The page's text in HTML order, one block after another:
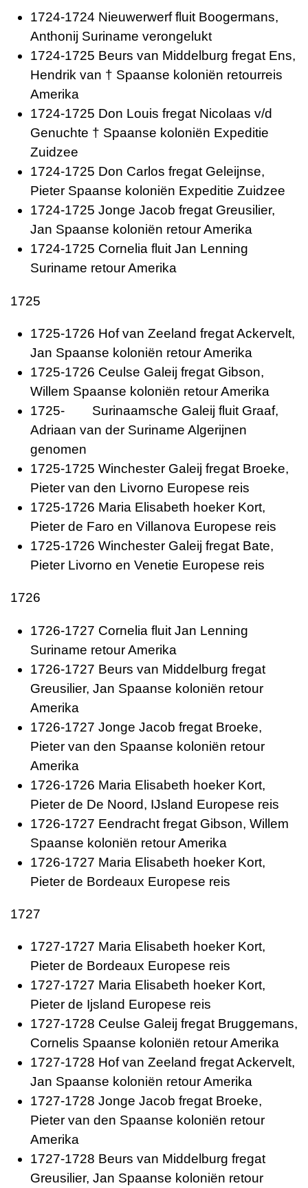
1724-1724 Nieuwerwerf fluit Boogermans,
Anthonij Suriname verongelukt
1724-1725 Beurs van Middelburg fregat Ens,
Hendrik van † Spaanse koloniën retourreis
Amerika
1724-1725 Don Louis fregat Nicolaas v/d
Genuchte † Spaanse koloniën Expeditie
Zuidzee
1724-1725 Don Carlos fregat Geleijnse,
Pieter Spaanse koloniën Expeditie Zuidzee
1724-1725 Jonge Jacob fregat Greusilier,
Jan Spaanse koloniën retour Amerika
1724-1725 Cornelia fluit Jan Lenning
Suriname retour Amerika
1725
1725-1726 Hof van Zeeland fregat Ackervelt,
Jan Spaanse koloniën retour Amerika
1725-1726 Ceulse Galeij fregat Gibson,
Willem Spaanse koloniën retour Amerika
1725- Surinaamsche Galeij fluit Graaf,
Adriaan van der Suriname Algerijnen
genomen
1725-1725 Winchester Galeij fregat Broeke,
Pieter van den Livorno Europese reis
1725-1726 Maria Elisabeth hoeker Kort,
Pieter de Faro en Villanova Europese reis
1725-1726 Winchester Galeij fregat Bate,
Pieter Livorno en Venetie Europese reis
1726
1726-1727 Cornelia fluit Jan Lenning
Suriname retour Amerika
1726-1727 Beurs van Middelburg fregat
Greusilier, Jan Spaanse koloniën retour
Amerika
1726-1727 Jonge Jacob fregat Broeke,
Pieter van den Spaanse koloniën retour
Amerika
1726-1726 Maria Elisabeth hoeker Kort,
Pieter de De Noord, IJsland Europese reis
1726-1727 Eendracht fregat Gibson, Willem
Spaanse koloniën retour Amerika
1726-1727 Maria Elisabeth hoeker Kort,
Pieter de Bordeaux Europese reis
1727
1727-1727 Maria Elisabeth hoeker Kort,
Pieter de Bordeaux Europese reis
1727-1727 Maria Elisabeth hoeker Kort,
Pieter de Ijsland Europese reis
1727-1728 Ceulse Galeij fregat Bruggemans,
Cornelis Spaanse koloniën retour Amerika
1727-1728 Hof van Zeeland fregat Ackervelt,
Jan Spaanse koloniën retour Amerika
1727-1728 Jonge Jacob fregat Broeke,
Pieter van den Spaanse koloniën retour
Amerika
1727-1728 Beurs van Middelburg fregat
Greusilier, Jan Spaanse koloniën retour